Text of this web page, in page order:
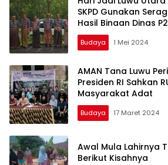
SKPD Gunakan
Hasil Binaan Dinas
Budaya 1 Mei 2024
AMAN Tana Luwu
Presiden RI Sahkan
Masyarakat Adat
Budaya 17 Maret 2024
Awal Mula Lahirnya
Berikut Kisahnya